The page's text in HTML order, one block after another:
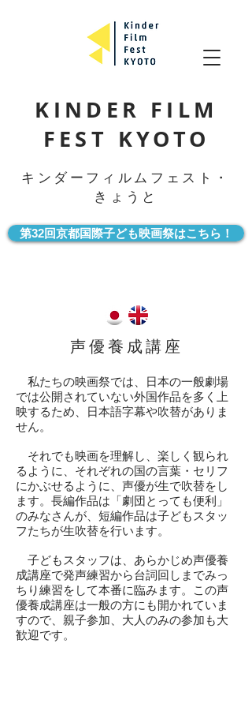
KINDER FILM
FEST KYOTO
キンダーフィルムフェスト・
きょうと
第32回京都国際子ども映画祭はこちら！
声優養成講座
私たちの映画祭では、日本の一般劇場
では公開されていない外国作品を多く上
映するため、日本語字幕や吹替がありま
せん。
それでも映画を理解し、楽しく観られ
るように、それぞれの国の言葉・セリフ
にかぶせるように、声優が生で吹替をし
ます。長編作品は「劇団とっても便利」
のみなさんが、短編作品は子どもスタッ
フたちが生吹替を行います。
子どもスタッフは、あらかじめ声優養
成講座で発声練習から台詞回しまでみっ
ちり練習をして本番に臨みます。この声
優養成講座は一般の方にも開かれていま
すので、親子参加、大人のみの参加も大
歓迎です。